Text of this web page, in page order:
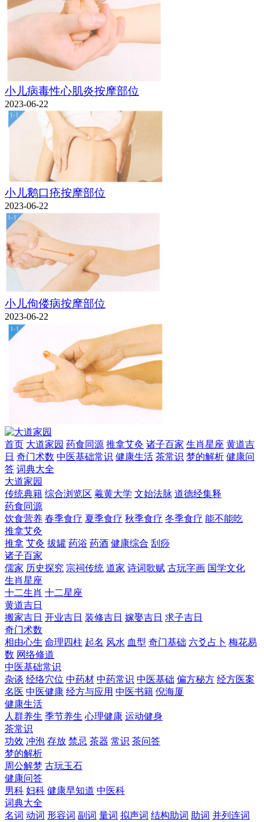
小儿病毒性心肌炎按摩部位
2023-06-22
小儿鹅口疮按摩部位
2023-06-22
小儿佝偻病按摩部位
2023-06-22
首页 大道家园 药食同源 推拿艾灸 诸子百家 生肖星座 黄道吉
日 奇门术数 中医基础常识 健康生活 茶常识 梦的解析 健康问
答 词典大全
大道家园
传统典籍 综合浏览区 羲黄大学 文始法脉 道德经集释
药食同源
饮食营养 春季食疗 夏季食疗 秋季食疗 冬季食疗 能不能吃
推拿艾灸
推拿 艾灸 拔罐 药浴 药酒 健康综合 刮痧
诸子百家
儒家 历史探究 宗祠传统 道家 诗词歌赋 古玩字画 国学文化
生肖星座
十二生肖 十二星座
黄道吉日
搬家吉日 开业吉日 装修吉日 嫁娶吉日 求子吉日
奇门术数
相由心生 命理四柱 起名 风水 血型 奇门基础 六爻占卜 梅花易
数 网络修道
中医基础常识
杂谈 经络穴位 中药材 中药常识 中医基础 偏方秘方 经方医案
名医 中医健康 经方与应用 中医书籍 倪海厦
健康生活
人群养生 季节养生 心理健康 运动健身
茶常识
功效 冲泡 存放 禁忌 茶器 常识 茶问答
梦的解析
周公解梦 古玩玉石
健康问答
男科 妇科 健康早知道 中医科
词典大全
名词 动词 形容词 副词 量词 拟声词 结构助词 助词 并列连词